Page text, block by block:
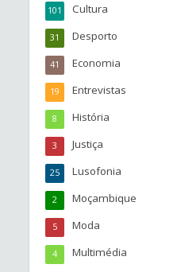
Cultura
101
Desporto
31
Economia
41
Entrevistas
19
História
8
Justiça
3
Lusofonia
25
Moçambique
2
Moda
5
Multimédia
4